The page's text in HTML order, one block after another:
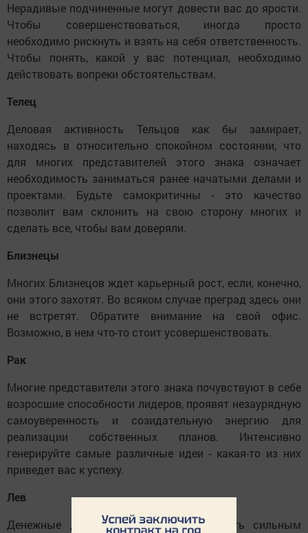
Нерадивые подчиненные могут довести вас до ярости.
Чтобы совершенствоваться, иногда просто
необходимо рискнуть и взять на себя ответственность.
Чтобы понять, какой у вас потенциал, необходимо
действовать вопреки обстоятельствам.
Телец
Деловая активность Тельцов как бы замирает,
находясь в относительно спокойном состоянии, что
для многих представителей этого знака означает
необходимость заниматься ранее начатыми делами и
проектами. Будьте самокритичны - это качество
позволит вам склонить на свою сторону многих и
сделать все, чтобы вам доверяли.
Близнецы
Многих Близнецов ждет карьерный рост, если, конечно,
они этого захотят. Во всяком случае преград здесь они
не встретят. Обратите внимание на свой офис.
Возможно, в нем что-то стоит усовершенствовать.
Рак
Многие представители этого знака почувствуют в себе
возросшие способности лидеров, проявят незаурядную
самоуверенность и созидательную энергию для
реализации собственных планов. Интенсивно
генерируйте самые различные идеи - какая-то из них
приведет вас к успеху.
Лев
Денежные дела и контакты могут стать сильным